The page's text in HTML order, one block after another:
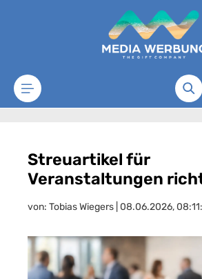
Zum Hauptinhalt springen
Streuartikel für
Veranstaltungen
von: Tobias Wiegers | 08.06.2026,